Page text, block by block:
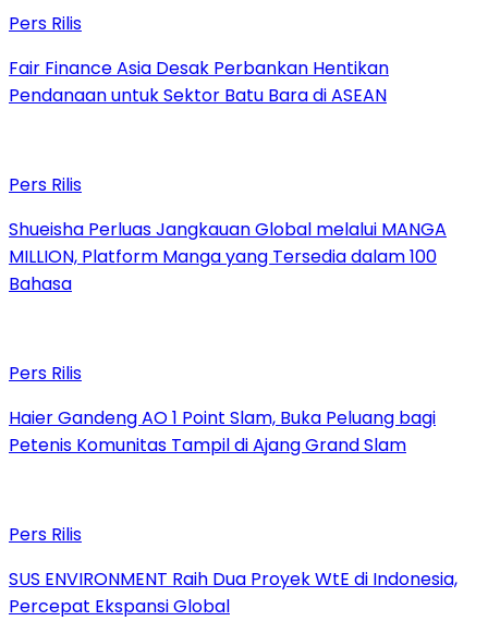
Pers Rilis
Fair Finance Asia Desak Perbankan Hentikan
Pendanaan untuk Sektor Batu Bara di ASEAN
Pers Rilis
Shueisha Perluas Jangkauan Global melalui MANGA
MILLION, Platform Manga yang Tersedia dalam 100
Bahasa
Pers Rilis
Haier Gandeng AO 1 Point Slam, Buka Peluang bagi
Petenis Komunitas Tampil di Ajang Grand Slam
Pers Rilis
SUS ENVIRONMENT Raih Dua Proyek WtE di Indonesia,
Percepat Ekspansi Global